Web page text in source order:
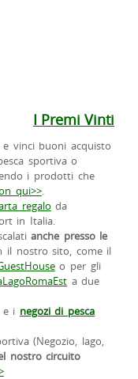
I Premi Vinti
vinci buoni acquisto
sportiva o
i prodotti che
qui>>.
regalo da
in Italia.
anche presso le
il nostro sito, come il
o per gli
a due
e i negozi di pesca
(Negozio, lago,
nostro circuito